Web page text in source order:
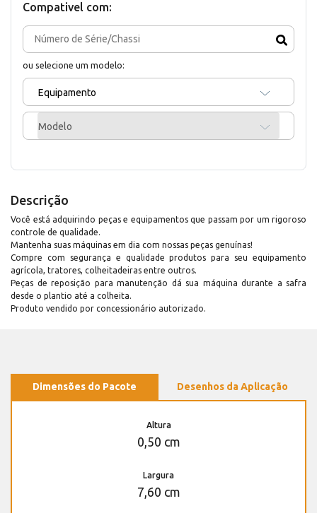
Compativel com:
ou selecione um modelo:
Equipamento
Modelo
Descrição
Você está adquirindo peças e equipamentos que passam por um rigoroso
controle de qualidade.
Mantenha suas máquinas em dia com nossas peças genuínas!
Compre com segurança e qualidade produtos para seu equipamento
agrícola, tratores, colheitadeiras entre outros.
Peças de reposição para manutenção dá sua máquina durante a safra
desde o plantio até a colheita.
Produto vendido por concessionário autorizado.
Dimensões do Pacote Desenhos da Aplicação
Altura
0,50 cm
Largura
7,60 cm